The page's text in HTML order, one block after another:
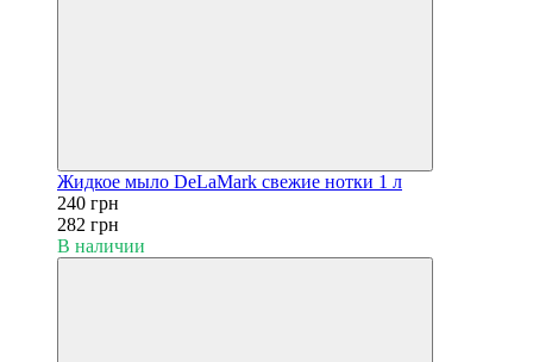
Жидкое мыло DeLaMark свежие нотки 1 л
240 грн
282 грн
В наличии